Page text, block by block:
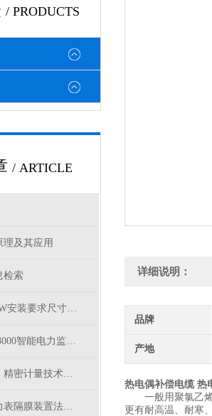
/ PRODUCTS
/ ARTICLE
理及其应用
检索
仪表保温箱YXW安装要求尺寸有哪些？
YW2000、YW3000智能电力监测仪与常规电量变送器的比较
电接点压力表：精密计量技术的关键
不锈钢隔膜压力表隔膜装置法兰尺寸
详细说明：
品牌
产地
热电偶补偿电缆 热
一般用聚氯乙烯
更有耐高温、耐寒